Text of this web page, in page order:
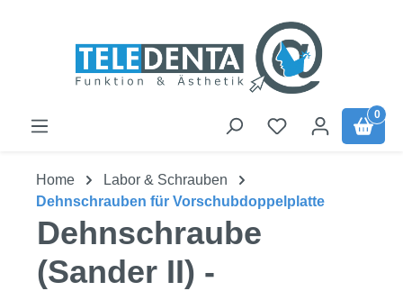
0
Home
Labor & Schrauben
Dehnschrauben für Vorschubdoppelplatte
Dehnschraube
(Sander II) -